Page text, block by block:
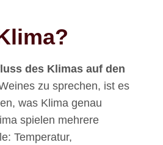
des Klimas auf den
zu sprechen, ist es
was Klima genau
spielen mehrere
Temperatur,